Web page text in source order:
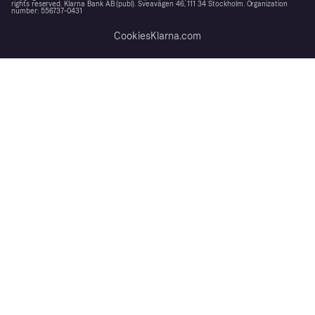
rights reserved. Klarna Bank AB (publ). Sveavägen 46, 111 34 Stockholm. Organization
number: 556737-0431
CookiesKlarna.com